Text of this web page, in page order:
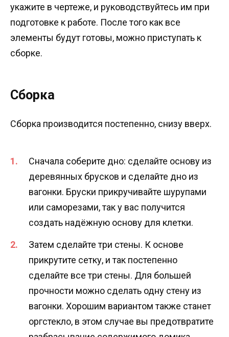
укажите в чертеже, и руководствуйтесь им при
подготовке к работе. После того как все
элементы будут готовы, можно приступать к
сборке.
Сборка
Сборка производится постепенно, снизу вверх.
Сначала соберите дно: сделайте основу из
деревянных брусков и сделайте дно из
вагонки. Бруски прикручивайте шурупами
или саморезами, так у вас получится
создать надёжную основу для клетки.
Затем сделайте три стены. К основе
прикрутите сетку, и так постепенно
сделайте все три стены. Для большей
прочности можно сделать одну стену из
вагонки. Хорошим вариантом также станет
оргстекло, в этом случае вы предотвратите